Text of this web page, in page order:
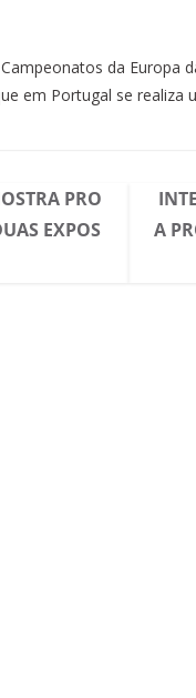
da Europa
em Portugal se
PRO
EXPOS
A